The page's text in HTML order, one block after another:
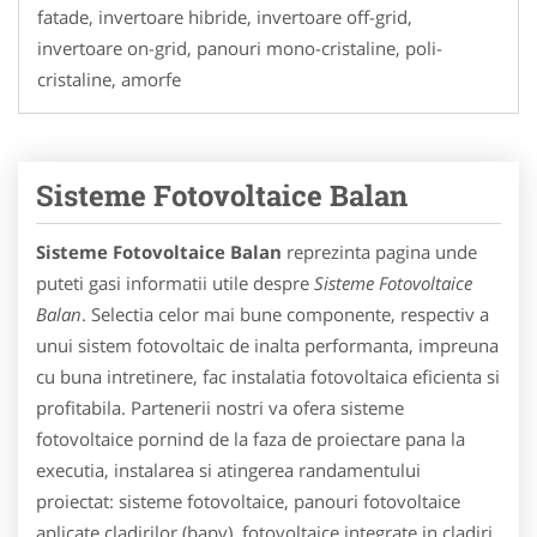
fatade, invertoare hibride, invertoare off-grid,
invertoare on-grid, panouri mono-cristaline, poli-
cristaline, amorfe
Sisteme Fotovoltaice Balan
Sisteme Fotovoltaice Balan reprezinta pagina unde
puteti gasi informatii utile despre Sisteme Fotovoltaice
Balan. Selectia celor mai bune componente, respectiv a
unui sistem fotovoltaic de inalta performanta, impreuna
cu buna intretinere, fac instalatia fotovoltaica eficienta si
profitabila. Partenerii nostri va ofera sisteme
fotovoltaice pornind de la faza de proiectare pana la
executia, instalarea si atingerea randamentului
proiectat: sisteme fotovoltaice, panouri fotovoltaice
aplicate cladirilor (bapv). fotovoltaice integrate in cladiri